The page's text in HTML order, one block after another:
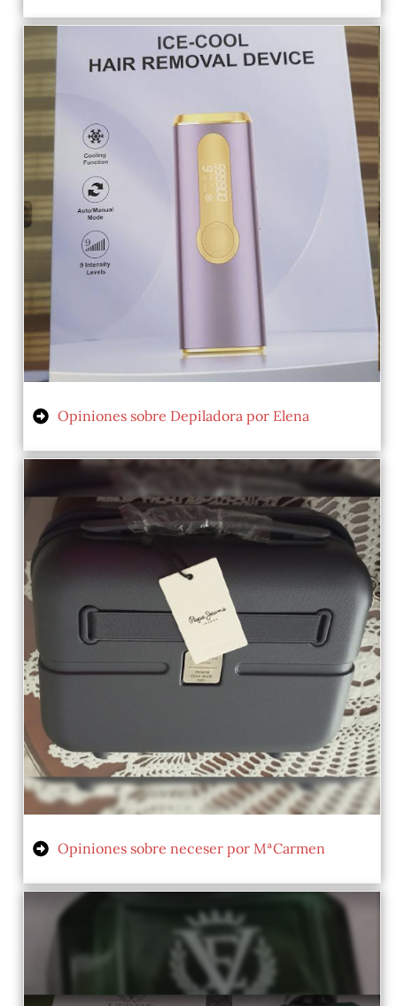
Opiniones sobre Depiladora por Elena
Opiniones sobre neceser por MªCarmen